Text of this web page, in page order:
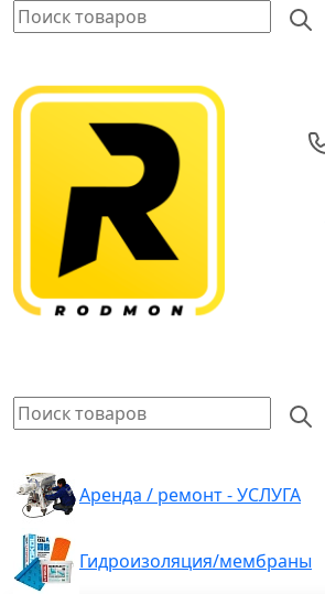
Аренда / ремонт - УСЛУГА
Гидроизоляция/мембраны